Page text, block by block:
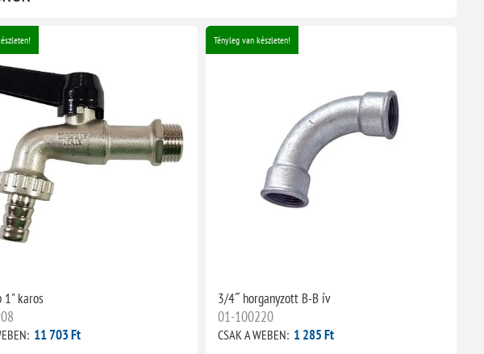
1" karos
11 703 Ft
Tényleg van készleten!
3/4˝ horganyzott B-B ív
01-100220
CSAK A WEBEN: 1 285 Ft